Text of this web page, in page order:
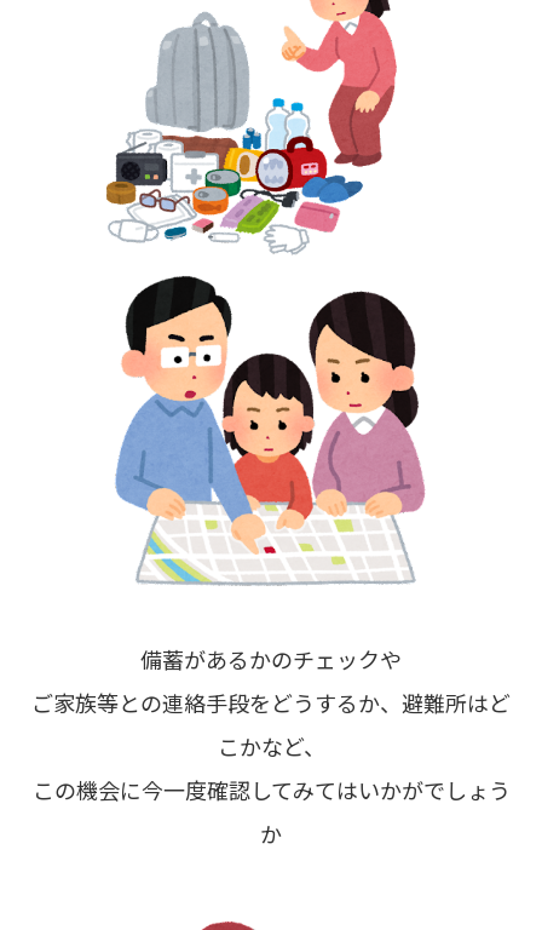
備蓄があるかのチェックや
ご家族等との連絡手段をどうするか、避難所はど
こかなど、
この機会に今一度確認してみてはいかがでしょう
か